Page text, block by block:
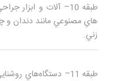
طبقه 10– آلات و
هاي مصنوعي مانند دندان و
زني.
طبقه 11– دستگاه‌هاي